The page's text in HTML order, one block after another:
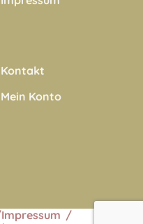
Kontakt
Mein Konto
Impressum